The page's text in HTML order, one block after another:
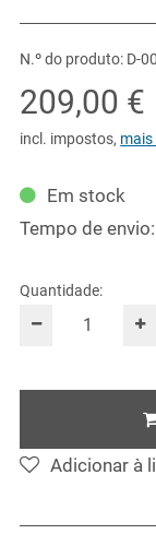
N.º do produto: D-
209,00 €
incl. impostos, mais
Em stock
Tempo de
Quantidade:
Adicionar à